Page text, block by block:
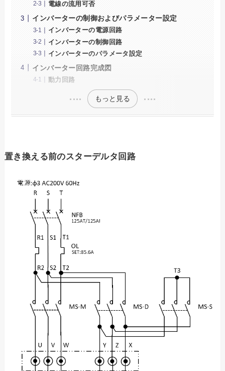
電線の流用可否
インバーターの制御およびパラメーター設定
インバーターの電源回路
インバーターの制御回路
インバーターのパラメータ設定
インバーター回路完成図
動力回路
もっと見る
置き換える前のスターデルタ回路